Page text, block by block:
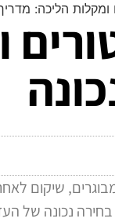
ומקלות הליכה:
שיקום
נכונה של